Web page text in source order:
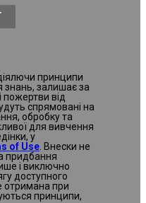
принципи
знань, залишає за
пожертви від
спрямовані на
обробку та
для вивчення
у
of Use. Внески не
придбання
і виключно
доступного
отримана при
принципи,